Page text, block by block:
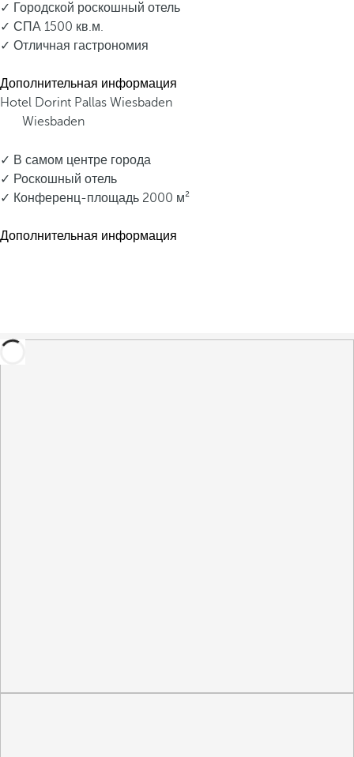
✓ Городской роскошный отель
✓ СПА 1500 кв.м.
✓ Отличная гастрономия
Дополнительная информация
Hotel Dorint Pallas Wiesbaden
Wiesbaden
✓ В самом центре города
✓ Роскошный отель
✓ Конференц-площадь 2000 м²
Дополнительная информация